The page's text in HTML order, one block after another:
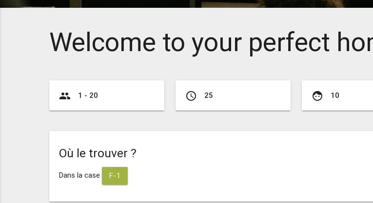
Welcome to your perfect
group 1 - 20 access_time 25 face 10
Où le trouver ?
Dans la case F-1